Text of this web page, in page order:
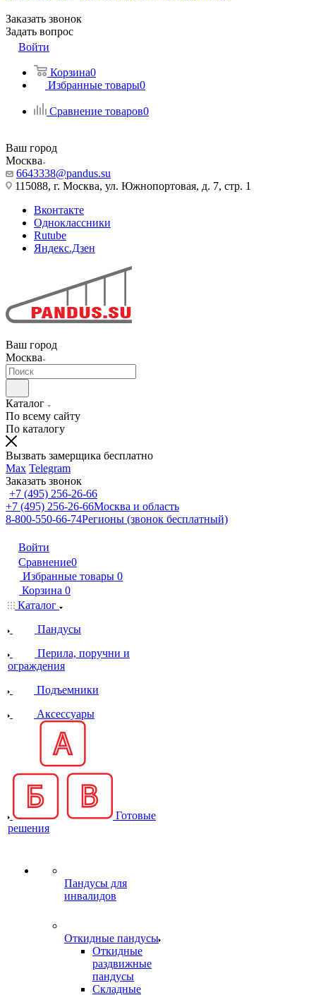
Заказать звонок
Задать вопрос
Войти
Корзина0
Избранные товары0
Сравнение товаров0
Ваш город
Москва
6643338@pandus.su
115088, г. Москва, ул. Южнопортовая, д. 7, стр. 1
Вконтакте
Одноклассники
Rutube
Яндекс.Дзен
Ваш город
Москва
Каталог
По всему сайту
По каталогу
Вызвать замерщика бесплатно
Max Telegram
Заказать звонок
+7 (495) 256-26-66
+7 (495) 256-26-66Москва и область
8-800-550-66-74Регионы (звонок бесплатный)
Войти
Сравнение0
Избранные товары 0
Корзина 0
Каталог
Пандусы
Перила, поручни и
ограждения
Подъемники
Аксессуары
Готовые
решения
Пандусы для
инвалидов
Откидные пандусы
Откидные
раздвижные
пандусы
Складные